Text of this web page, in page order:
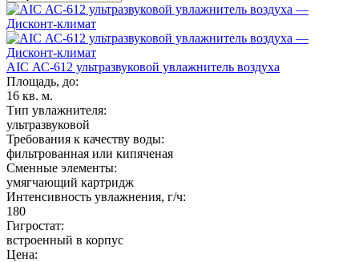
AIC АС-612 ультразвуковой увлажнитель воздуха
Площадь, до:
16 кв. м.
Тип увлажнителя:
ультразвуковой
Требования к качеству воды:
фильтрованная или кипяченая
Сменные элементы:
умягчающий картридж
Интенсивность увлажнения, г/ч:
180
Гигростат:
встроенный в корпус
Цена: